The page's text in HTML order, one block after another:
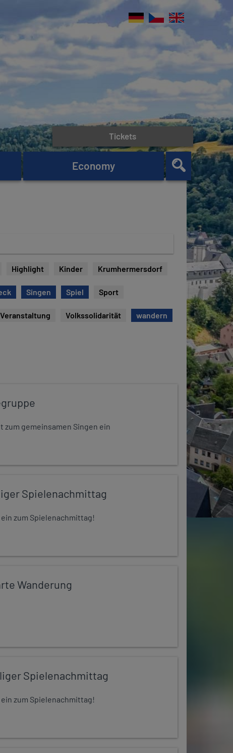
Economy
Tickets
Highlight Kinder Krumhermersdorf
Singen Spiel Sport
Veranstaltung Volkssolidarität wandern
zum gemeinsamen Singen ein
Spielenachmittag
zum Spielenachmittag!
Wanderung
Spielenachmittag
zum Spielenachmittag!